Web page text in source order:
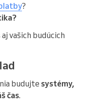
?
aj vašich budúcich
budujte systémy,
čas.